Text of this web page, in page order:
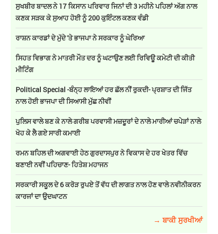
ਸੁਖਬੀਰ ਬਾਦਲ ਨੇ 17 ਕਿਸਾਨ ਪਰਿਵਾਰ ਜਿਨਾਂ ਦੀ 3 ਮਹੀਨੇ ਪਹਿਲਾਂ ਅੱਗ ਨਾਲ
ਕਣਕ ਸੜਕ ਕੇ ਸੁਆਹ ਹੋਈ ਨੂੰ 200 ਕੁਇੰਟਲ ਕਣਕ ਵੰਡੀ
ਰਾਸ਼ਨ ਕਾਰਡਾਂ ਦੇ ਮੁੱਦੇ 'ਤੇ ਭਾਜਪਾ ਨੇ ਸਰਕਾਰ ਨੂੰ ਘੇਰਿਆ
ਸਿਹਤ ਵਿਭਾਗ ਨੇ ਮਾਤਰੀ ਮੌਤ ਦਰ ਨੂੰ ਘਟਾਉਣ ਲਈ ਰਿਵਿਊ ਕਮੇਟੀ ਦੀ ਕੀਤੀ
ਮੀਟਿੰਗ
Political Special -ਬੰਨ੍ਹ ਲਾਇਆਂ ਹਰ ਛੱਲ ਨੀਂ ਰੁਕਦੀ- ਪ੍ਰਸ਼ਾਤ ਦੀ ਜਿੱਤ
ਨਾਲ ਹੋਈ ਭਾਜਪਾ ਦੀ ਸਿਆਸੀ ਮੁੱਛ ਨੀਵੀਂ
ਪੁਲਿਸ ਵਾਲੇ ਬਣ ਕੇ ਨਾਲੇ ਗਰੀਬ ਪਰਵਾਸੀ ਮਜ਼ਦੂਰਾਂ ਦੇ ਨਾਲੇ ਮਾਰੀਆਂ ਚਪੇੜਾਂ ਨਾਲੇ
ਖੋਹ ਕੇ ਲੈ ਗਏ ਸਾਰੀ ਕਮਾਈ
ਰਮਨ ਬਹਿਲ ਦੀ ਅਗਵਾਈ ਹੇਠ ਗੁਰਦਾਸਪੁਰ ਨੇ ਵਿਕਾਸ ਦੇ ਹਰ ਖੇਤਰ ਵਿੱਚ
ਬਣਾਈ ਨਵੀਂ ਪਹਿਚਾਣ- ਹਿਤੇਸ਼ ਮਹਾਜਨ
ਸਰਕਾਰੀ ਸਕੂਲ ਦੇ 6 ਕਰੋੜ ਰੁਪਏ ਤੋਂ ਵੱਧ ਦੀ ਲਾਗਤ ਨਾਲ ਹੋਣ ਵਾਲੇ ਨਵੀਨੀਕਰਨ
ਕਾਰਜਾਂ ਦਾ ਉਦਘਾਟਨ
→ ਬਾਕੀ ਸੁਰਖੀਆਂ